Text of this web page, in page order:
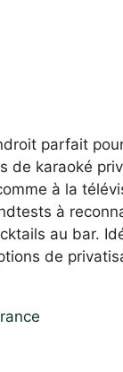
parfait
de karaoké
à la
à
au bar.
de